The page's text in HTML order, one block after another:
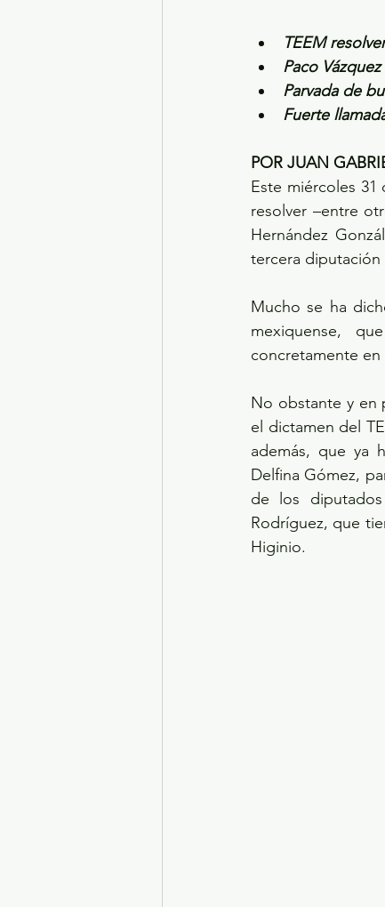
TEEM
Paco
Parvada de
Fuerte
POR JUAN
Este miércoles
resolver –entre
Hernández
tercera diputación
Mucho se ha
mexiquense,
concretamente en
No obstante y en
el dictamen del
además, que ya
Delfina Gómez,
de los
Rodríguez, que
Higinio.